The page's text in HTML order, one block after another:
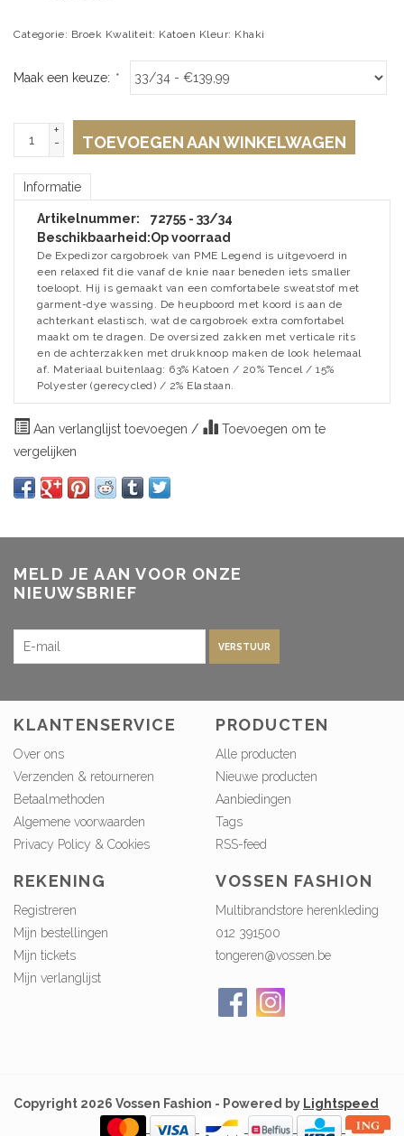
Categorie: Broek Kwaliteit: Katoen Kleur: Khaki
Maak een keuze: *
+
-
TOEVOEGEN AAN WINKELWAGEN
Informatie
Artikelnummer:
72755 - 33/34
Beschikbaarheid:Op voorraad
De Expedizor cargobroek van PME Legend is uitgevoerd in
een relaxed fit die vanaf de knie naar beneden iets smaller
toeloopt. Hij is gemaakt van een comfortabele sweatstof met
garment-dye wassing. De heupboord met koord is aan de
achterkant elastisch, wat de cargobroek extra comfortabel
maakt om te dragen. De oversized zakken met verticale rits
en de achterzakken met drukknoop maken de look helemaal
af. Materiaal buitenlaag: 63% Katoen / 20% Tencel / 15%
Polyester (gerecycled) / 2% Elastaan.
Aan verlanglijst toevoegen /
Toevoegen om te
vergelijken
MELD JE AAN VOOR ONZE
NIEUWSBRIEF
VERSTUUR
KLANTENSERVICE
Over ons
Verzenden & retourneren
Betaalmethoden
Algemene voorwaarden
Privacy Policy & Cookies
PRODUCTEN
Alle producten
Nieuwe producten
Aanbiedingen
Tags
RSS-feed
REKENING
Registreren
Mijn bestellingen
Mijn tickets
Mijn verlanglijst
VOSSEN FASHION
Multibrandstore herenkleding
012 391500
tongeren@vossen.be
Copyright 2026 Vossen Fashion - Powered by Lightspeed